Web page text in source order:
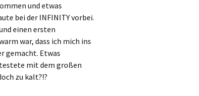
und etwas
bei der INFINITY vorbei.
einen ersten
war, dass ich mich ins
gemacht. Etwas
mit dem großen
zu kalt?!?